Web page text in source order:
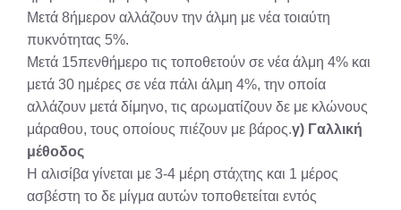
Μετά 8ήμερον αλλάζουν την άλμη με νέα τοιαύτη
πυκνότητας 5%.
Μετά 15πενθήμερο τις τοποθετούν σε νέα άλμη 4% και
μετά 30 ημέρες σε νέα πάλι άλμη 4%, την οποία
αλλάζουν μετά δίμηνο, τις αρωματίζουν δε με κλώνους
μάραθου, τους οποίους πιέζουν με βάρος.γ) Γαλλική
μέθοδος
Η αλισίβα γίνεται με 3-4 μέρη στάχτης και 1 μέρος
ασβέστη το δε μίγμα αυτών τοποθετείται εντός